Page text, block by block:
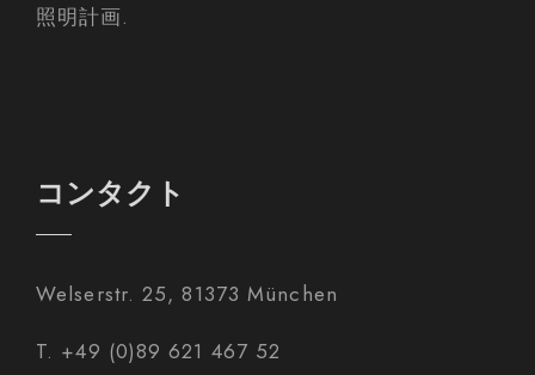
照明計画.
コンタクト
Welserstr. 25, 81373 München
T. +49 (0)89 621 467 52